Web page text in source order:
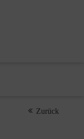
Zurück